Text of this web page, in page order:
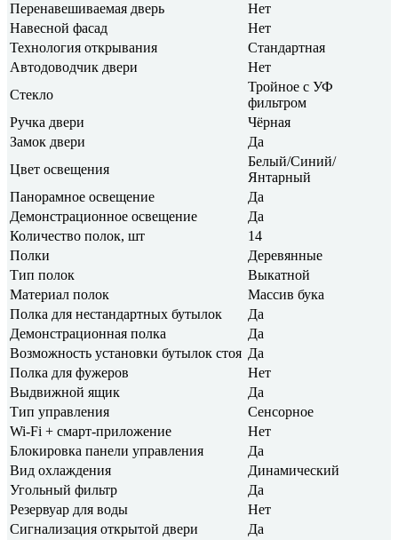
Перенавешиваемая дверь
Нет
Навесной фасад
Нет
Технология открывания
Стандартная
Автодоводчик двери
Нет
Стекло
Тройное с УФ
фильтром
Ручка двери
Чёрная
Замок двери
Да
Цвет освещения
Белый/Синий/
Янтарный
Панорамное освещение
Да
Демонстрационное освещение
Да
Количество полок, шт
14
Полки
Деревянные
Тип полок
Выкатной
Материал полок
Массив бука
Полка для нестандартных бутылок
Да
Демонстрационная полка
Да
Возможность установки бутылок стоя Да
Полка для фужеров
Нет
Выдвижной ящик
Да
Тип управления
Сенсорное
Wi-Fi + смарт-приложение
Нет
Блокировка панели управления
Да
Вид охлаждения
Динамический
Угольный фильтр
Да
Резервуар для воды
Нет
Сигнализация открытой двери
Да